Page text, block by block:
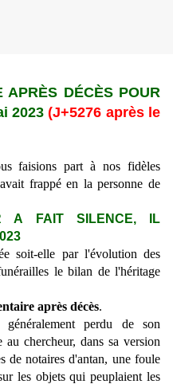
APRÈS DÉCÈS POUR
2023(J+5276 après le
faisions part à nos fidèles
frappé en la personne de
A FAIT SILENCE, IL
soit-elle par l'évolution des
le bilan de l'héritage
après décès.
perdu de son
chercheur, dans sa version
de notaires d'antan, une foule
les objets qui peuplaient les